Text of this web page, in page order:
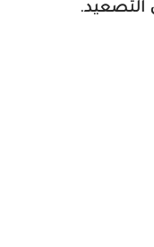
التصعيد.